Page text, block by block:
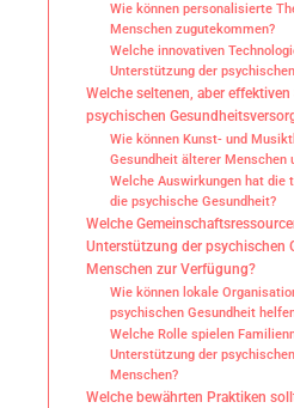
Wie können personalisierte
Menschen zugutekommen?
Welche innovativen
Unterstützung der
Welche seltenen, aber
psychischen
Wie können Kunst- und
Gesundheit älterer Menschen
Welche Auswirkungen hat die
die psychische Gesundheit?
Welche
Unterstützung der psychischen
Menschen zur Verfügung?
Wie können lokale
psychischen Gesundheit
Welche Rolle spielen
Unterstützung der
Menschen?
Welche bewährten Praktiken